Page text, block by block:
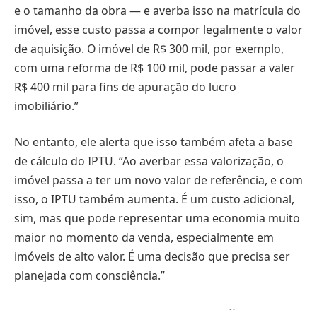
e o tamanho da obra — e averba isso na matrícula do
imóvel, esse custo passa a compor legalmente o valor
de aquisição. O imóvel de R$ 300 mil, por exemplo,
com uma reforma de R$ 100 mil, pode passar a valer
R$ 400 mil para fins de apuração do lucro
imobiliário.”
No entanto, ele alerta que isso também afeta a base
de cálculo do IPTU. “Ao averbar essa valorização, o
imóvel passa a ter um novo valor de referência, e com
isso, o IPTU também aumenta. É um custo adicional,
sim, mas que pode representar uma economia muito
maior no momento da venda, especialmente em
imóveis de alto valor. É uma decisão que precisa ser
planejada com consciência.”